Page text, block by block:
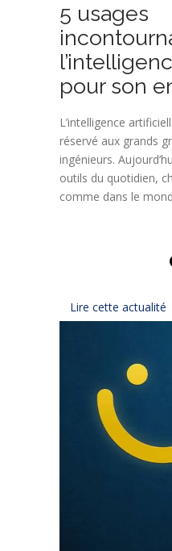
5 usages
pour son
L’intelligence
réservé aux grands
ingénieurs.
outils du quotidien,
comme dans le
Lire cette actualité